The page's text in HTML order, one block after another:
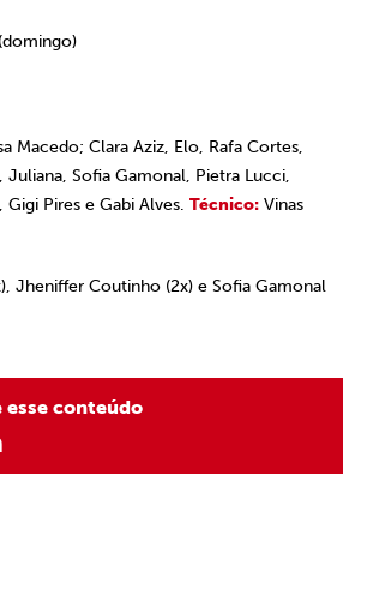
Macedo; Clara Aziz, Elo, Rafa Cortes,
Juliana, Sofia Gamonal, Pietra Lucci,
Pires e Gabi Alves. Técnico: Vinas
Jheniffer Coutinho (2x) e Sofia Gamonal
conteúdo